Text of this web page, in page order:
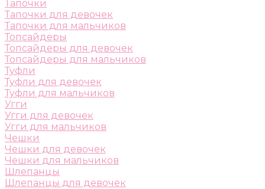
Тапочки
Тапочки для девочек
Тапочки для мальчиков
Топсайдеры
Топсайдеры для девочек
Топсайдеры для мальчиков
Туфли
Туфли для девочек
Туфли для мальчиков
Угги
Угги для девочек
Угги для мальчиков
Чешки
Чешки для девочек
Чешки для мальчиков
Шлепанцы
Шлепанцы для девочек